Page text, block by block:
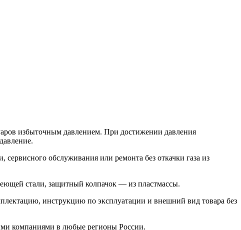
избыточным давлением. При достижении давления
обслуживания или ремонта без откачки газа из
стали, защитный колпачок — из пластмассы.
инструкцию по эксплуатации и внешний вид товара без
компаниями в любые регионы России.